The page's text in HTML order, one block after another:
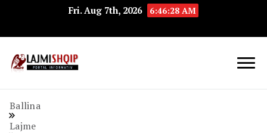
Fri. Aug 7th, 2026 6:46:29 AM
Ballina
Lajme